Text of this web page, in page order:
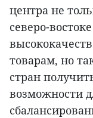
центра не
северо-
товарам, но
стран
возможности